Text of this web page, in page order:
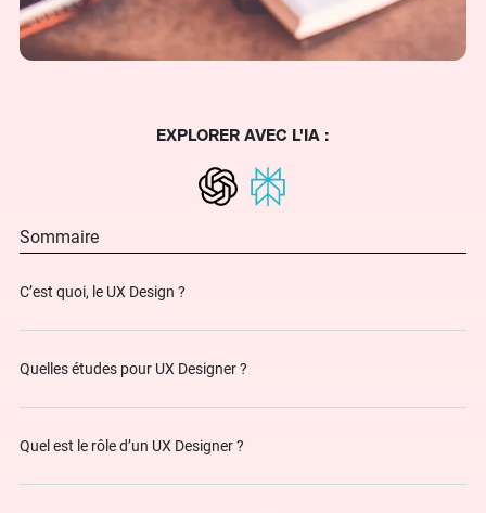
EXPLORER AVEC L'IA :
Sommaire
C’est quoi, le UX Design ?
Quelles études pour UX Designer ?
Quel est le rôle d’un UX Designer ?